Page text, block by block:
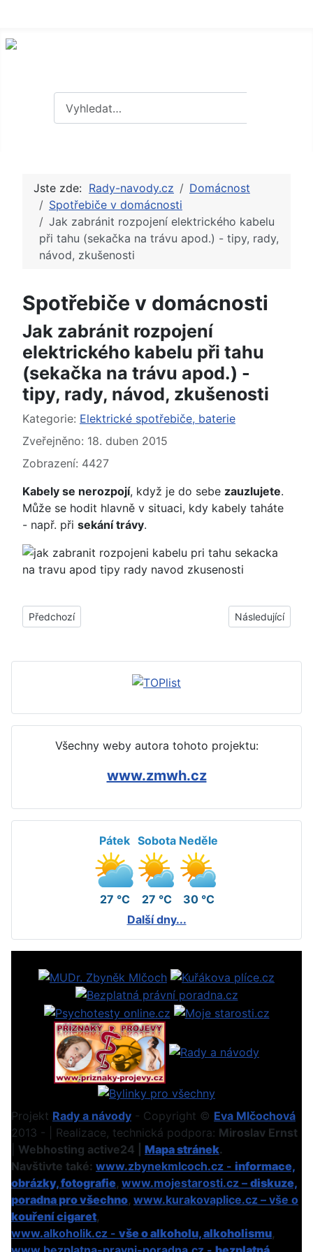
Jste zde: Rady-navody.cz
Domácnost
Spotřebiče v domácnosti
Jak zabránit rozpojení elektrického kabelu
při tahu (sekačka na trávu apod.) - tipy, rady,
návod, zkušenosti
Spotřebiče v domácnosti
Jak zabránit rozpojení
elektrického kabelu při tahu
(sekačka na trávu apod.) -
tipy, rady, návod, zkušenosti
Základní údaje
Kategorie: Elektrické spotřebiče, baterie
Zveřejněno: 18. duben 2015
Zobrazení: 4427
Kabely se nerozpojí, když je do sebe zauzlujete.
Může se hodit hlavně v situaci, kdy kabely taháte
- např. při sekání trávy.
Předchozí článek: Jak rozpoznat pravé a levé sluchátko,
Předchozí Další článek:
Následující
Všechny weby autora tohoto projektu:
www.zmwh.cz
Pátek
27 °C
Sobota
27 °C
Neděle
30 °C
Další dny...
Projekt Rady a návody - Copyright © Eva Mlčochová
2013 - | Realizace, technická podpora: Miroslav Ernst
Webhosting active24 | Mapa stránek.
Navštivte také: www.zbynekmlcoch.cz - informace,
obrázky, fotografie, www.mojestarosti.cz – diskuze,
poradna pro všechno, www.kurakovaplice.cz – vše o
kouření cigaret,
www.alkoholik.cz - vše o alkoholu, alkoholismu,